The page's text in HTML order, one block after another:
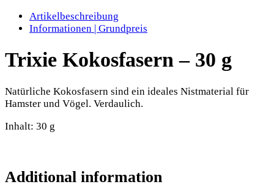
Artikelbeschreibung
Informationen | Grundpreis
Trixie Kokosfasern – 30 g
Natürliche Kokosfasern sind ein ideales Nistmaterial für
Hamster und Vögel. Verdaulich.
Inhalt: 30 g
Additional information